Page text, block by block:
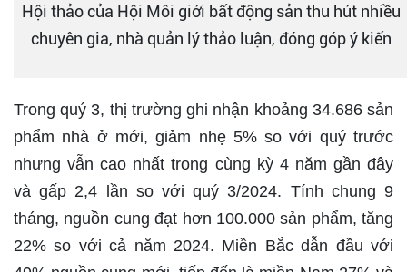
Hội thảo của Hội Môi giới bất động sản thu hút nhiều
chuyên gia, nhà quản lý thảo luận, đóng góp ý kiến
Trong quý 3, thị trường ghi nhận khoảng 34.686 sản
phẩm nhà ở mới, giảm nhẹ 5% so với quý trước
nhưng vẫn cao nhất trong cùng kỳ 4 năm gần đây
và gấp 2,4 lần so với quý 3/2024. Tính chung 9
tháng, nguồn cung đạt hơn 100.000 sản phẩm, tăng
22% so với cả năm 2024. Miền Bắc dẫn đầu với